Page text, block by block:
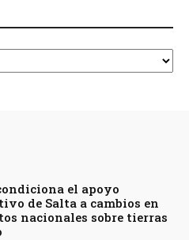
el apoyo
de Salta a cambios en
nacionales sobre tierras